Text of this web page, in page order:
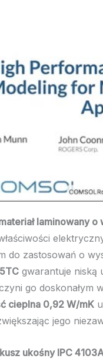
laminowany
do zastosowań o
gwarantuje niską
go
cieplna 0,92 W/mK
jego
ukośny IPC